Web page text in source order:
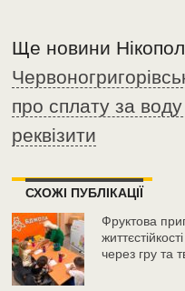
Ще новини
про сплату за
реквізити
СХОЖІ ПУБЛІКАЦІЇ
Фруктова
через гру та